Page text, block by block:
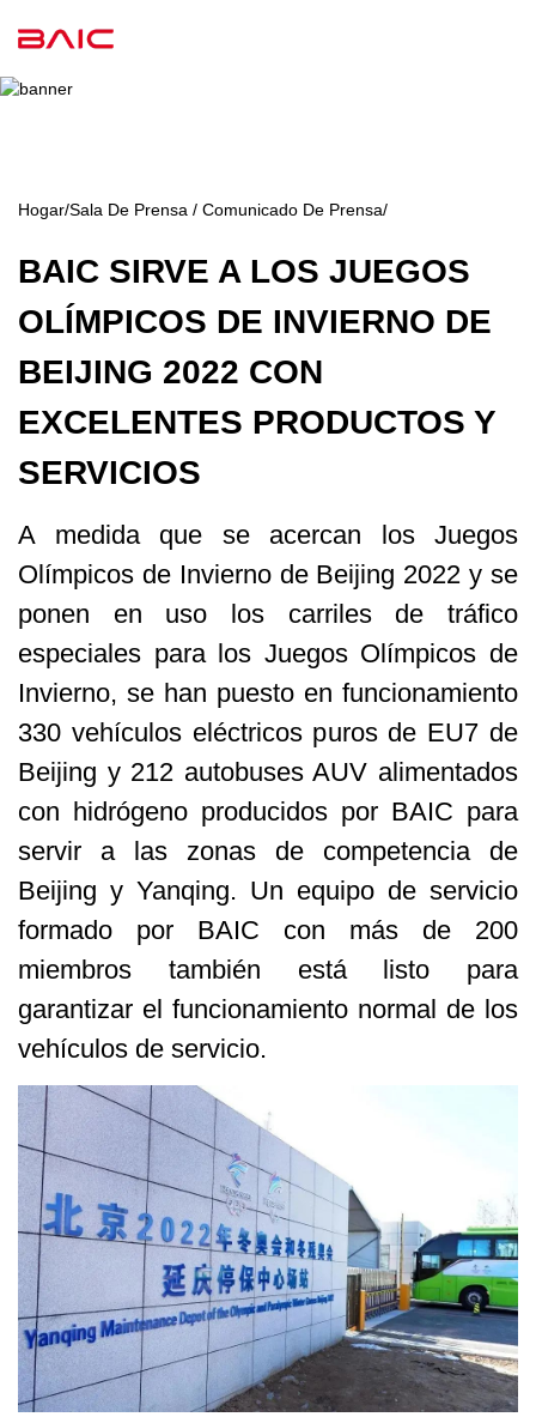
Hogar/Sala De Prensa / Comunicado De Prensa/
BAIC SIRVE A LOS JUEGOS
OLÍMPICOS DE INVIERNO DE
BEIJING 2022 CON
EXCELENTES PRODUCTOS Y
SERVICIOS
A medida que se acercan los Juegos
Olímpicos de Invierno de Beijing 2022 y se
ponen en uso los carriles de tráfico
especiales para los Juegos Olímpicos de
Invierno, se han puesto en funcionamiento
330 vehículos eléctricos puros de EU7 de
Beijing y 212 autobuses AUV alimentados
con hidrógeno producidos por BAIC para
servir a las zonas de competencia de
Beijing y Yanqing. Un equipo de servicio
formado por BAIC con más de 200
miembros también está listo para
garantizar el funcionamiento normal de los
vehículos de servicio.